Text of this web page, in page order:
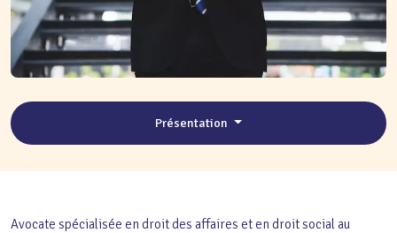
Présentation
Avocate spécialisée en droit des affaires et en droit social au